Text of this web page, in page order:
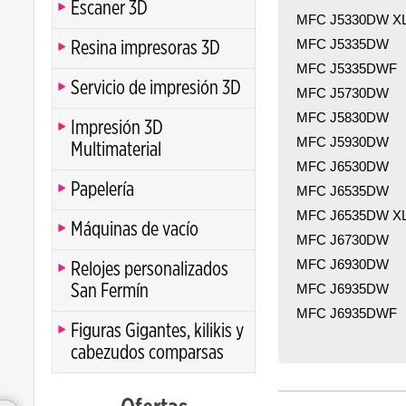
Escaner 3D
Resina impresoras 3D
Servicio de impresión 3D
Impresión 3D
Multimaterial
Papelería
Máquinas de vacío
Relojes personalizados
San Fermín
Figuras Gigantes, kilikis y
cabezudos comparsas
MFC J5330DW
MFC J5335DW
MFC J5335DWF
MFC J5730DW
MFC J5830DW
MFC J5930DW
MFC J6530DW
MFC J6535DW
MFC J6535DW
MFC J6730DW
MFC J6930DW
MFC J6935DW
MFC J6935DWF